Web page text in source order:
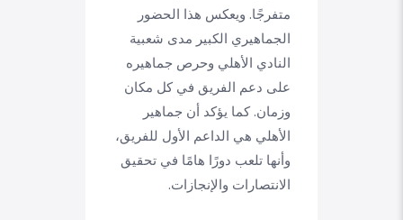
متفرجًا. ويعكس هذا الحضور
الجماهيري الكبير مدى شعبية
النادي الأهلي وحرص جماهيره
على دعم الفريق في كل مكان
وزمان. كما يؤكد أن جماهير
الأهلي هي الداعم الأول للفريق،
وأنها تلعب دورًا هامًا في تحقيق
الانتصارات والإنجازات.